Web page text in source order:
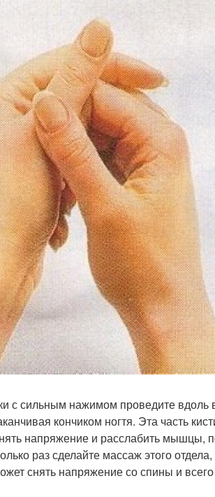
с сильным нажимом проведите вдоль
кончиком ногтя. Эта часть
напряжение и расслабить
раз сделайте массаж этого
снять напряжение со спины и всего